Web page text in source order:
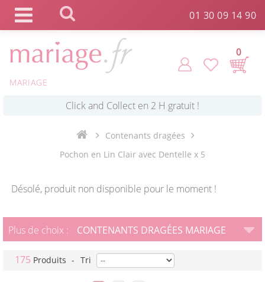
01 30 09 14 90
MARIAGE
0
Commande expédiée en 24h ! *
Livraison point relais gratuit dès 89 € !
Payez votre commande en 4X sans frais
Contenants dragées
Pochon en Lin Clair avec Dentelle x 5
Désolé, produit non disponible pour le moment !
Plus de choix : CONTENANTS DRAGÉES MARIAGE
175 Produits - Tri
Panneau de gestion des cookies